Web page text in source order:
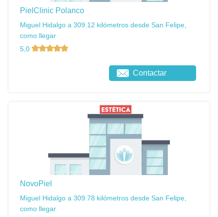
PielClinic Polanco
Miguel Hidalgo a 309.12 kilómetros desde San Felipe,
como llegar
5,0
Contactar
NovoPiel
Miguel Hidalgo a 309.78 kilómetros desde San Felipe,
como llegar